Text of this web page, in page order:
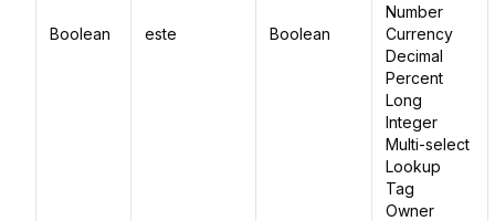
Boolean este Boolean
Number
Currency
Decimal
Percent
Long
Integer
Multi-select
Lookup
Tag
Owner